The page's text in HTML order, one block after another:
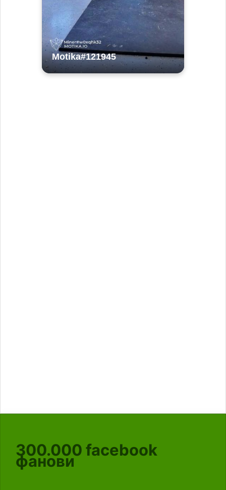
300.000 facebook
фанови